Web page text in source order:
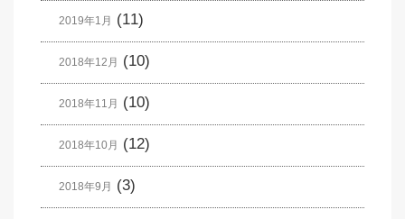
2019年1月 (11)
2018年12月 (10)
2018年11月 (10)
2018年10月 (12)
2018年9月 (3)